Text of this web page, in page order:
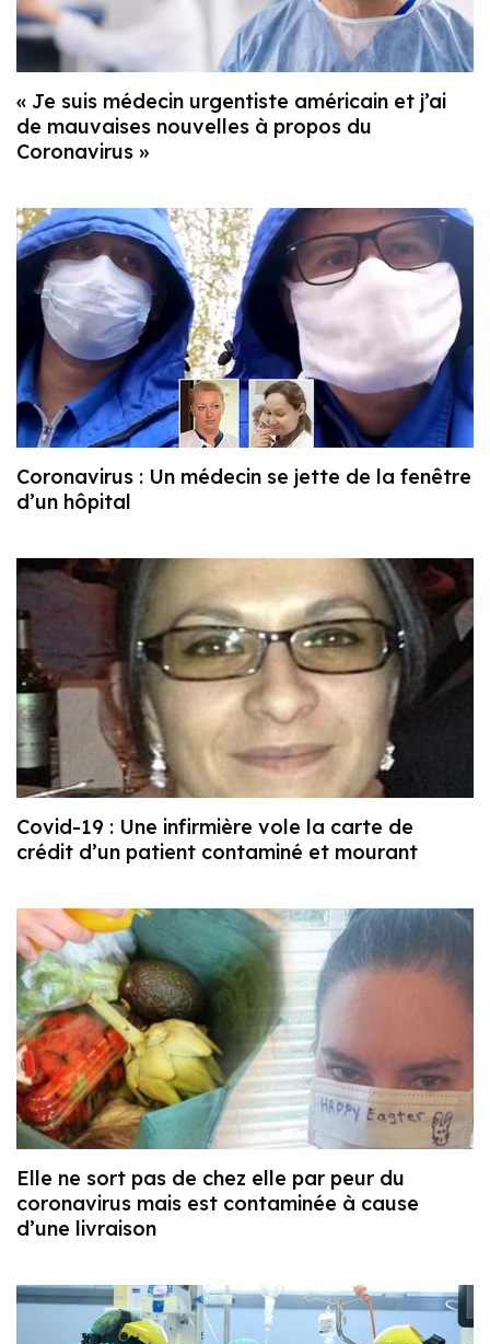
« Je suis médecin urgentiste américain et j’ai
de mauvaises nouvelles à propos du
Coronavirus »
Coronavirus : Un médecin se jette de la fenêtre
d’un hôpital
Covid-19 : Une infirmière vole la carte de
crédit d’un patient contaminé et mourant
Elle ne sort pas de chez elle par peur du
coronavirus mais est contaminée à cause
d’une livraison